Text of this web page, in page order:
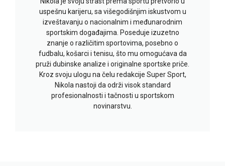
uspešnu karijeru, sa višegodišnjim iskustvom u
izveštavanju o nacionalnim i međunarodnim
sportskim događajima. Poseduje izuzetno
znanje o različitim sportovima, posebno o
fudbalu, košarci i tenisu, što mu omogućava da
pruži dubinske analize i originalne sportske priče.
Kroz svoju ulogu na čelu redakcije Super Sport,
Nikola nastoji da održi visok standard
profesionalnosti i tačnosti u sportskom
novinarstvu.